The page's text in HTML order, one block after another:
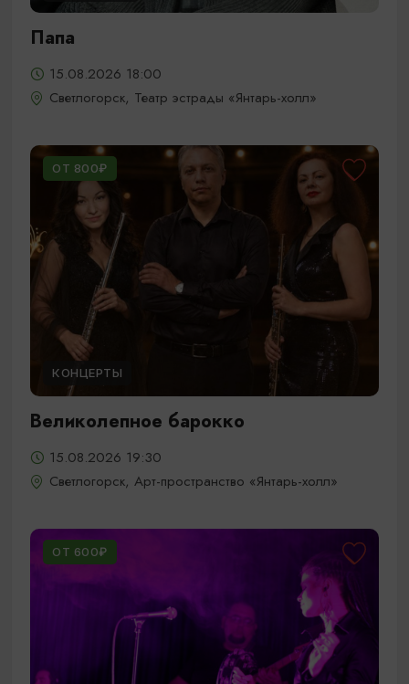
Папа
15.08.2026 18:00
Светлогорск, Театр эстрады «Янтарь-холл»
ОТ 800₽
КОНЦЕРТЫ
Великолепное барокко
15.08.2026 19:30
Светлогорск, Арт-пространство «Янтарь-холл»
ОТ 600₽